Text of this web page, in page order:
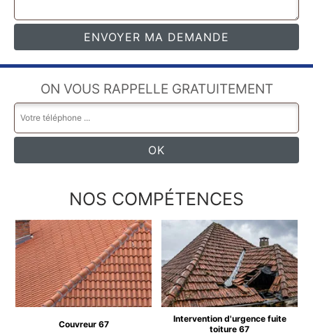
ON VOUS RAPPELLE GRATUITEMENT
NOS COMPÉTENCES
Couvreur 67
Intervention d'urgence fuite
toiture 67